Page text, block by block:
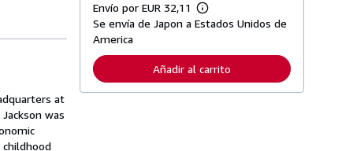
at
was
o
b
e
a
Envío por EUR 32,11
M
á
f
o
r
Se envía de Japon a Estados Unidos de
America
Añadir al carrito